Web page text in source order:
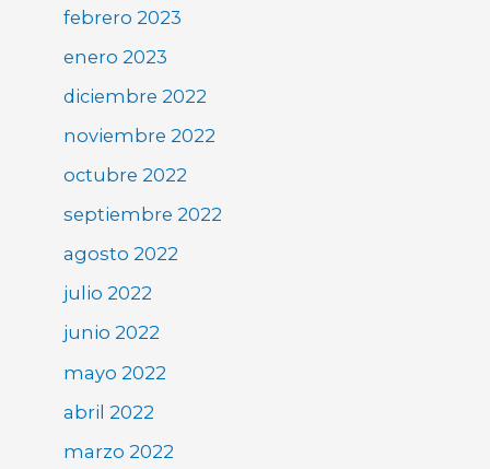
febrero 2023
enero 2023
diciembre 2022
noviembre 2022
octubre 2022
septiembre 2022
agosto 2022
julio 2022
junio 2022
mayo 2022
abril 2022
marzo 2022